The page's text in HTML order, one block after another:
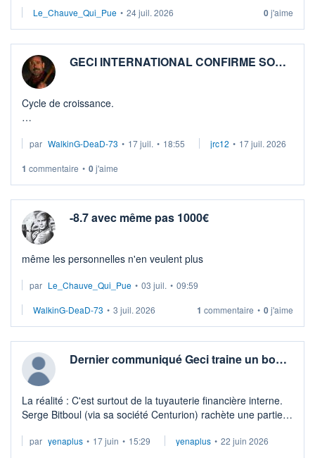
Le_Chauve_Qui_Pue • 24 juil. 2026 0j'aime
GECI INTERNATIONAL CONFIRME SO…
Cycle de croissance.
par la montée en puissance des activités à forte valeur
par WalkinG-DeaD-73 • 17 juil. • 18:55 jrc12 • 17 juil. 2026
1 commentaire • 0j'aime
-8.7 avec même pas 1000€
même les personnelles n'en veulent plus
par Le_Chauve_Qui_Pue • 03 juil. • 09:59
WalkinG-DeaD-73 • 3 juil. 2026 1 commentaire • 0j'aime
Dernier communiqué Geci traine un bo…
La réalité : C'est surtout de la tuyauterie financière interne.
Serge Bitboul (via sa société Centurion) rachète une partie
disant " ...
par yenaplus • 17 juin • 15:29 yenaplus • 22 juin 2026